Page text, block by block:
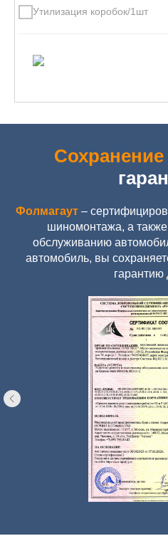
Утилизация коробок/1шт
Сохранение
Фолмагаут –
шиномонтажа, а
обслуживанию
автомобиль, вы
гарантию